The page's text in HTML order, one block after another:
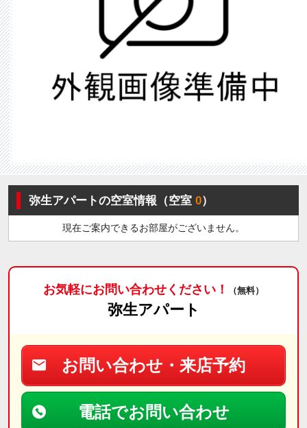
弥生アパートの空室情報（空室0）
現在ご案内できるお部屋がございません。
お気軽にお問い合わせください！ （無料）
弥生アパート
お問い合わせ・来店予約
電話でお問い合わせ